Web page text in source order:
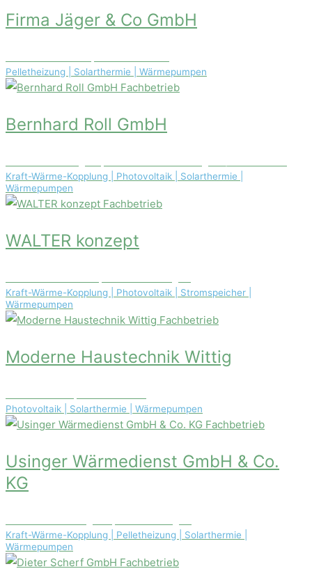
Firma Jäger & Co GmbH
Pelletheizung | Solarthermie | Wärmepumpen
Fachbetrieb
Bernhard Roll GmbH
Kraft-Wärme-Kopplung | Photovoltaik | Solarthermie |
Wärmepumpen
Fachbetrieb
WALTER konzept
Kraft-Wärme-Kopplung | Photovoltaik | Stromspeicher |
Wärmepumpen
Fachbetrieb
Moderne Haustechnik Wittig
Photovoltaik | Solarthermie | Wärmepumpen
Fachbetrieb
Usinger Wärmedienst GmbH & Co.
KG
Kraft-Wärme-Kopplung | Pelletheizung | Solarthermie |
Wärmepumpen
Fachbetrieb